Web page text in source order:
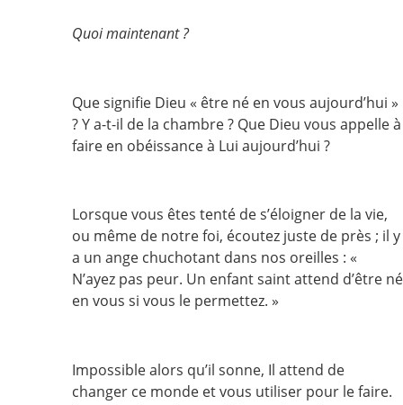
Quoi maintenant ?
Que signifie Dieu « être né en vous aujourd’hui »
? Y a-t-il de la chambre ? Que Dieu vous appelle à
faire en obéissance à Lui aujourd’hui ?
Lorsque vous êtes tenté de s’éloigner de la vie,
ou même de notre foi, écoutez juste de près ; il y
a un ange chuchotant dans nos oreilles : «
N’ayez pas peur. Un enfant saint attend d’être né
en vous si vous le permettez. »
Impossible alors qu’il sonne, Il attend de
changer ce monde et vous utiliser pour le faire.